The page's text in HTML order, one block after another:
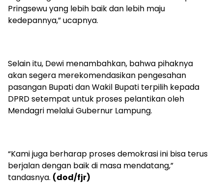
Pringsewu yang lebih baik dan lebih maju
kedepannya,” ucapnya.
Selain itu, Dewi menambahkan, bahwa pihaknya
akan segera merekomendasikan pengesahan
pasangan Bupati dan Wakil Bupati terpilih kepada
DPRD setempat untuk proses pelantikan oleh
Mendagri melalui Gubernur Lampung.
“Kami juga berharap proses demokrasi ini bisa terus
berjalan dengan baik di masa mendatang,”
tandasnya. (dod/fjr)